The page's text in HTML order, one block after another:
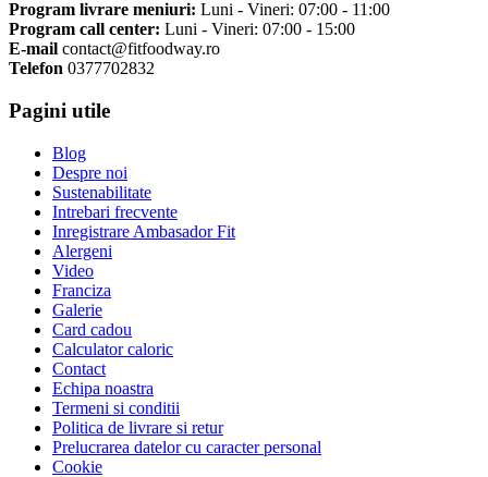
Program livrare meniuri: Luni - Vineri: 07:00 - 11:00
Program call center: Luni - Vineri: 07:00 - 15:00
E-mail contact@fitfoodway.ro
Telefon 0377702832
Pagini utile
Blog
Despre noi
Sustenabilitate
Intrebari frecvente
Inregistrare Ambasador Fit
Alergeni
Video
Franciza
Galerie
Card cadou
Calculator caloric
Contact
Echipa noastra
Termeni si conditii
Politica de livrare si retur
Prelucrarea datelor cu caracter personal
Cookie